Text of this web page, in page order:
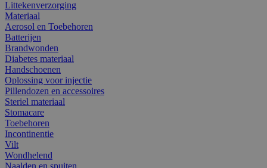
Littekenverzorging
Materiaal
Aerosol en Toebehoren
Batterijen
Brandwonden
Diabetes materiaal
Handschoenen
Oplossing voor injectie
Pillendozen en accessoires
Steriel materiaal
Stomacare
Toebehoren
Incontinentie
Vilt
Wondhelend
Naalden en spuiten